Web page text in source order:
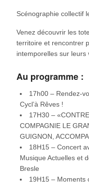
Scénographie collectif
Venez découvrir les
territoire et rencontrer
intemporelles sur leurs
Au programme :
17h00 – Rendez-
Cycl’à Rêves !
17H30 –
COMPAGNIE LE
GUIGNON,
18H15 – Concert
Musique Actuelles et
Bresle
19H15 – Moments